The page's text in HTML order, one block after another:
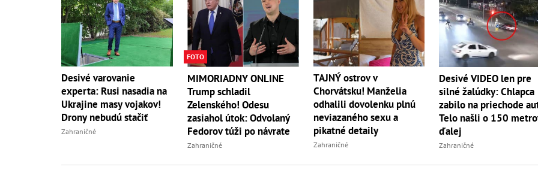
Desivé varovanie
experta: Rusi nasadia na
Ukrajine masy vojakov!
Drony nebudú stačiť
Zahraničné
FOTO
MIMORIADNY ONLINE
Trump schladil
Zelenského! Odesu
zasiahol útok: Odvolaný
Fedorov túži po návrate
Zahraničné
TAJNÝ ostrov v
Chorvátsku! Manželia
odhalili dovolenku plnú
neviazaného sexu a
pikatné detaily
Zahraničné
Desivé VIDEO len pre
silné žalúdky: Chlapca
zabilo na priechode
Telo našli o 150
ďalej
Zahraničné